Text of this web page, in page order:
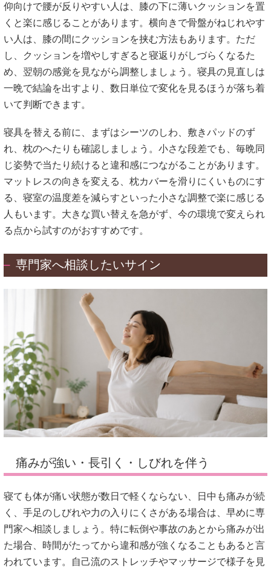
仰向けで腰が反りやすい人は、膝の下に薄いクッションを置
くと楽に感じることがあります。横向きで骨盤がねじれやす
い人は、膝の間にクッションを挟む方法もあります。ただ
し、クッションを増やしすぎると寝返りがしづらくなるた
め、翌朝の感覚を見ながら調整しましょう。寝具の見直しは
一晩で結論を出すより、数日単位で変化を見るほうが落ち着
いて判断できます。
寝具を替える前に、まずはシーツのしわ、敷きパッドのず
れ、枕のへたりも確認しましょう。小さな段差でも、毎晩同
じ姿勢で当たり続けると違和感につながることがあります。
マットレスの向きを変える、枕カバーを滑りにくいものにす
る、寝室の温度差を減らすといった小さな調整で楽に感じる
人もいます。大きな買い替えを急がず、今の環境で変えられ
る点から試すのがおすすめです。
専門家へ相談したいサイン
痛みが強い・長引く・しびれを伴う
寝ても体が痛い状態が数日で軽くならない、日中も痛みが続
く、手足のしびれや力の入りにくさがある場合は、早めに専
門家へ相談しましょう。特に転倒や事故のあとから痛みが出
た場合、時間がたってから違和感が強くなることもあると言
われています。自己流のストレッチやマッサージで様子を見